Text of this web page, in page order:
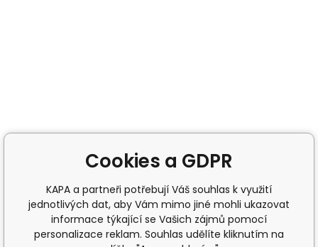
Cookies a GDPR
KAPA a partneři potřebují Váš souhlas k využití
jednotlivých dat, aby Vám mimo jiné mohli ukazovat
informace týkající se Vašich zájmů pomocí
personalizace reklam. Souhlas udělíte kliknutím na